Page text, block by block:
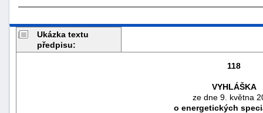
Ukázka textu
předpisu:
118
VYHLÁŠKA
ze dne 9. května
o energetických